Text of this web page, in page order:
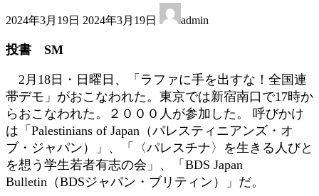
2024年3月19日 終
時
:
2024年3月19日 admin
投書 SM
2月18日・日曜日、「ラファに手を出すな！全国連
帯デモ」がおこなわれた。東京では新宿南口で17時か
らおこなわれた。２０００人が参加した。 呼びかけ
は「Palestinians of Japan（パレスティニアンズ・オ
ブ・ジャパン）」、「〈パレスチナ〉を生きる人びと
を想う学生若者有志の会」、「BDS Japan
Bulletin（BDSジャパン・ブリティン）」だ。